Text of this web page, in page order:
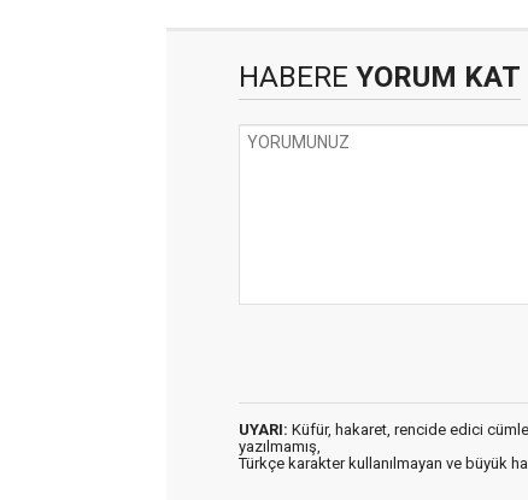
HABERE YORUM KAT
UYARI: Küfür, hakaret, rencide edici
yazılmamış,
Türkçe karakter kullanılmayan ve büyük